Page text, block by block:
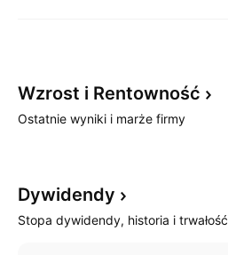
Wzrost i Rentowność
Ostatnie wyniki i marże firmy
Dywidendy
Stopa dywidendy, historia i trwałość